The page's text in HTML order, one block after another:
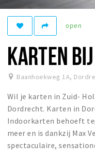
Recreatief
Winkelgebieden
Parkeren
Bezienswaardigheden
Musea, theaters &
Uitjes & activiteiten
Toeristische routes
open
KARTEN
Baanhoekweg 1A,
Wil je karten in Zuid-
Dordrecht. Karten in
Indoorkarten behoeft
meer en is dankzij Max
spectaculaire,